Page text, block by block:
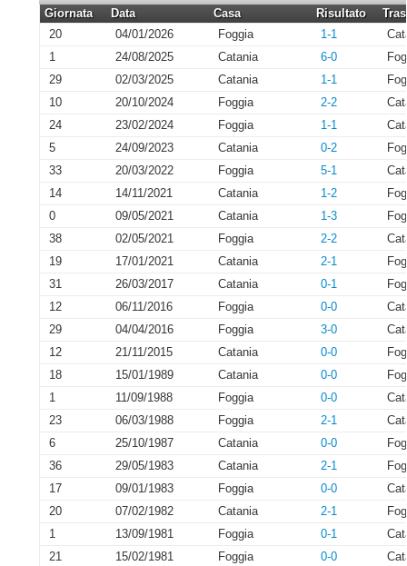
Giornata Data Casa Risultato
20
04/01/2026 Foggia 1-1
1
24/08/2025 Catania 6-0
29
02/03/2025 Catania 1-1
10
20/10/2024 Foggia 2-2
24
23/02/2024 Foggia 1-1
5
24/09/2023 Catania 0-2
33
20/03/2022 Foggia 5-1
14
14/11/2021 Catania 1-2
0
09/05/2021 Catania 1-3
38
02/05/2021 Foggia 2-2
19
17/01/2021 Catania 2-1
31
26/03/2017 Catania 0-1
12
06/11/2016 Foggia 0-0
29
04/04/2016 Foggia 3-0
12
21/11/2015 Catania 0-0
18
15/01/1989 Catania 0-0
1
11/09/1988 Foggia 0-0
23
06/03/1988 Foggia 2-1
6
25/10/1987 Catania 0-0
36
29/05/1983 Catania 2-1
17
09/01/1983 Foggia 0-0
20
07/02/1982 Catania 2-1
1
13/09/1981 Foggia 0-1
21
15/02/1981 Foggia 0-0